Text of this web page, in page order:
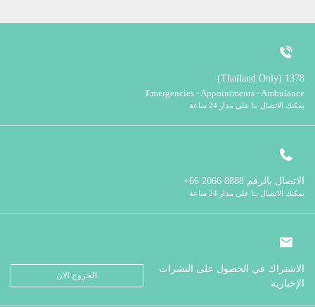
1378 (Thailand Only)
Emergencies - Appointments - Ambulance
يمكنك الاتصال بنا على مدار 24 ساعة
الاتصال بالرقم
يمكنك الاتصال بنا على مدار 24 ساعة
الاشتراك في الحصول على النشرات
الإخبارية
الخروج الان